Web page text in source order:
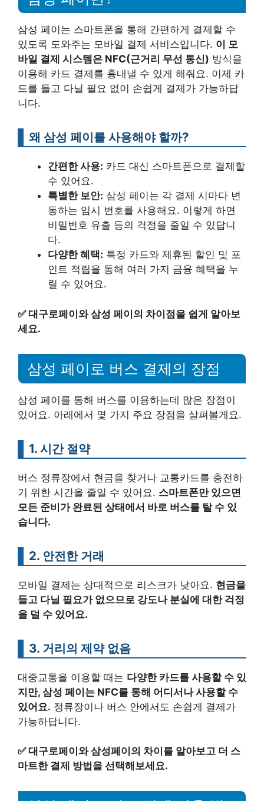
삼성 페이는 스마트폰을 통해 간편하게 결제할 수
있도록 도와주는 모바일 결제 서비스입니다. 이 모
바일 결제 시스템은 NFC(근거리 무선 통신) 방식을
이용해 카드 결제를 흉내낼 수 있게 해줘요. 이제 카
드를 들고 다닐 필요 없이 손쉽게 결제가 가능하답
니다.
왜 삼성 페이를 사용해야 할까?
간편한 사용: 카드 대신 스마트폰으로 결제할
수 있어요.
특별한 보안: 삼성 페이는 각 결제 시마다 변
동하는 임시 번호를 사용해요. 이렇게 하면
비밀번호 유출 등의 걱정을 줄일 수 있답니
다.
다양한 혜택: 특정 카드와 제휴된 할인 및 포
인트 적립을 통해 여러 가지 금융 혜택을 누
릴 수 있어요.
✅대구로페이와 삼성 페이의 차이점을 쉽게 알아보
세요.
삼성 페이로 버스 결제의 장점
삼성 페이를 통해 버스를 이용하는데 많은 장점이
있어요. 아래에서 몇 가지 주요 장점을 살펴볼게요.
1. 시간 절약
버스 정류장에서 현금을 찾거나 교통카드를 충전하
기 위한 시간을 줄일 수 있어요. 스마트폰만 있으면
모든 준비가 완료된 상태에서 바로 버스를 탈 수 있
습니다.
2. 안전한 거래
모바일 결제는 상대적으로 리스크가 낮아요. 현금을
들고 다닐 필요가 없으므로 강도나 분실에 대한 걱정
을 덜 수 있어요.
3. 거리의 제약 없음
대중교통을 이용할 때는 다양한 카드를 사용할 수 있
지만, 삼성 페이는 NFC를 통해 어디서나 사용할 수
있어요. 정류장이나 버스 안에서도 손쉽게 결제가
가능하답니다.
✅대구로페이와 삼성페이의 차이를 알아보고 더 스
마트한 결제 방법을 선택해보세요.